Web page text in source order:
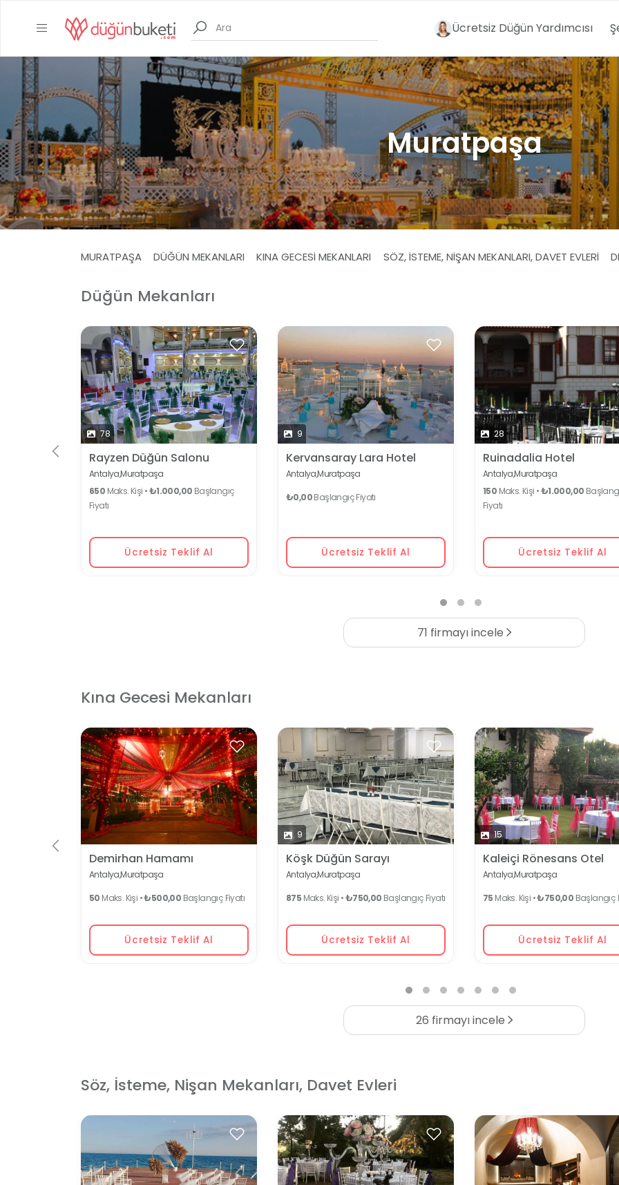
Ücretsiz Düğün Yardımcısı
Muratpaşa
MURATPAŞA DÜĞÜN MEKANLARI KINA GECESI MEKANLARI SÖZ, İSTEME, NIŞAN MEKANLARI, DAVET EVLERI
Düğün Mekanları
78
Rayzen Düğün Salonu
Antalya,Muratpaşa
650 Maks. Kişi •₺1.000,00 Başlangıç
Fiyatı
Ücretsiz Teklif Al
9
Kervansaray Lara Hotel
Antalya,Muratpaşa
₺0,00Başlangıç Fiyatı
Ücretsiz Teklif Al
28
Ruinadalia Hotel
Antalya,Muratpaşa
150 Maks. Kişi •₺1.000,00
Fiyatı
Ücretsiz Teklif Al
71 firmayı incele
Kına Gecesi Mekanları
Demirhan Hamamı
Antalya,Muratpaşa
50 Maks. Kişi •₺500,00 Başlangıç Fiyatı
Ücretsiz Teklif Al
9
Köşk Düğün Sarayı
Antalya,Muratpaşa
875 Maks. Kişi •₺750,00 Başlangıç Fiyatı
Ücretsiz Teklif Al
15
Kaleiçi Rönesans Otel
Antalya,Muratpaşa
75 Maks. Kişi •₺750,00 Başlangıç
Ücretsiz Teklif Al
26 firmayı incele
Söz, İsteme, Nişan Mekanları, Davet Evleri